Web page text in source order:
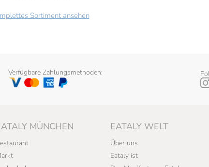
Sortiment ansehen
Verfügbare Zahlungsmethoden:
MÜNCHEN EATALY WELT
Über uns
Eataly ist